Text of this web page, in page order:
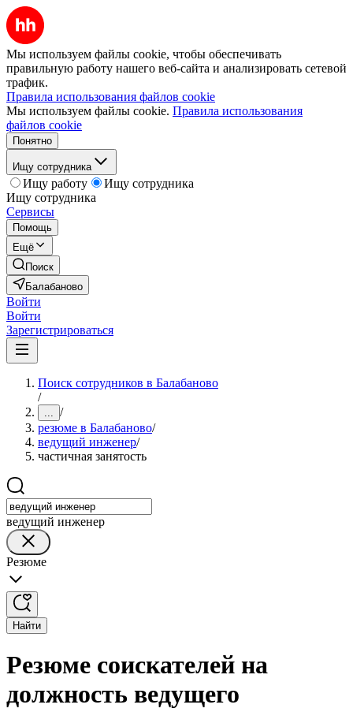
Мы используем файлы cookie, чтобы обеспечивать
правильную работу нашего веб-сайта и анализировать сетевой
трафик.
Правила использования файлов cookie
Мы используем файлы cookie. Правила использования
файлов cookie
Понятно
Ищу сотрудника
Ищу работу
Ищу сотрудника
Ищу сотрудника
Сервисы
Помощь
Ещё
Поиск
Балабаново
Войти
Войти
Зарегистрироваться
Поиск сотрудников в Балабаново
/
... /
резюме в Балабаново/
ведущий инженер/
частичная занятость
ведущий инженер
Резюме
Найти
Резюме соискателей на
должность ведущего